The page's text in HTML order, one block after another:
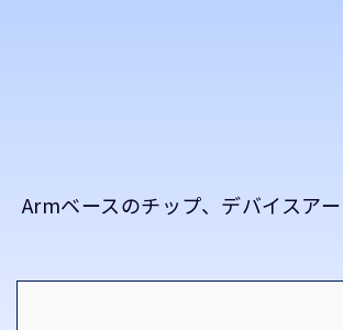
Armベースのチップ、デバイスア